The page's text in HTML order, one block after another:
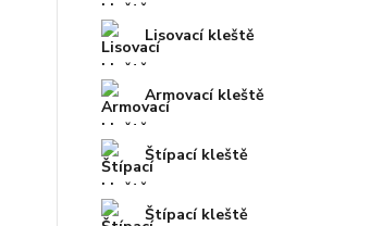
Lisovací kleště
Armovací kleště
Štípací kleště
Štípací kleště